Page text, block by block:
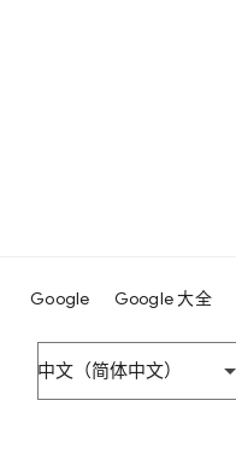
Google Google 大全
中文（简体中文）